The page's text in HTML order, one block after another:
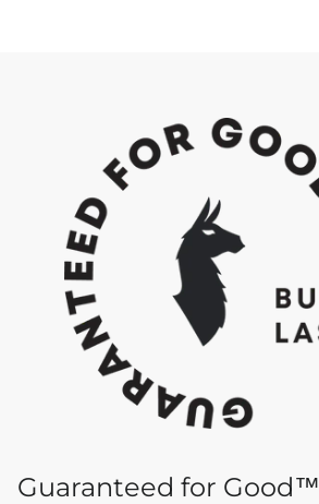
Guaranteed for Good™